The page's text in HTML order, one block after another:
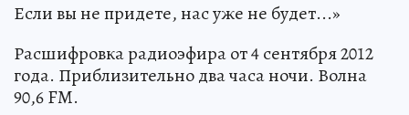
Если вы не придете, нас уже не будет...»
Расшифровка радиоэфира от 4 сентября 2012
года. Приблизительно два часа ночи. Волна
90,6 FM.